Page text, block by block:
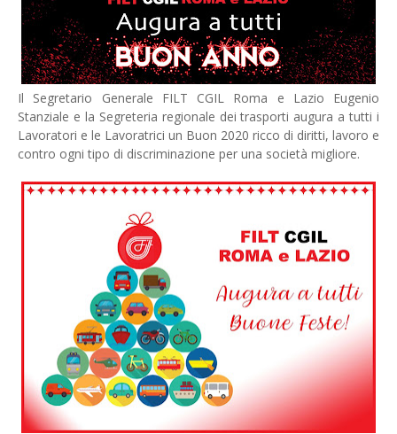
Il Segretario Generale FILT CGIL Roma e Lazio Eugenio
Stanziale e la Segreteria regionale dei trasporti augura a tutti i
Lavoratori e le Lavoratrici un Buon 2020 ricco di diritti, lavoro e
contro ogni tipo di discriminazione per una società migliore.